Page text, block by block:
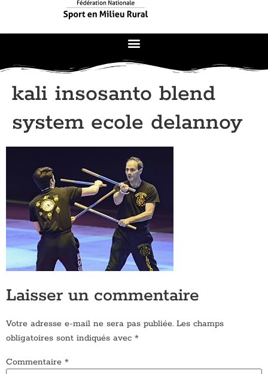
kali insosanto blend
system ecole delannoy
Laisser un commentaire
Votre adresse e-mail ne sera pas publiée. Les champs
obligatoires sont indiqués avec *
Commentaire *